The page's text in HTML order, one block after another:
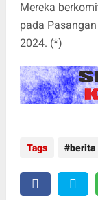
Mereka
pada
2024. (*)
Tags berita